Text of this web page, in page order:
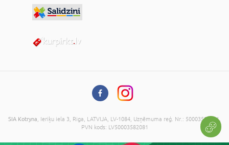
SIA Kotryna , Ieriķu iela 3, Riga, LATVIJA, LV-1084, Uzņēmuma reģ. Nr.: 50003582081,
PVN kods: LV50003582081